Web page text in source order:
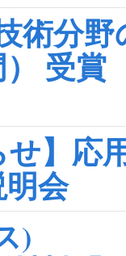
術分
受賞
せ】
会
)